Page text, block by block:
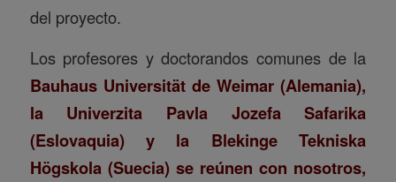
del proyecto.
Los profesores y doctorandos comunes de la
Bauhaus Universität de Weimar (Alemania),
la Univerzita Pavla Jozefa Safarika
(Eslovaquia) y la Blekinge Tekniska
Högskola (Suecia) se reúnen con nosotros,